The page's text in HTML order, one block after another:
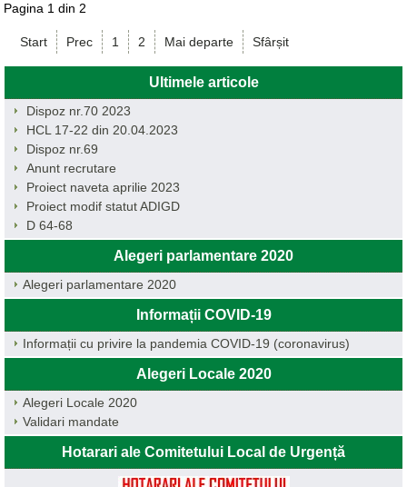
Pagina 1 din 2
Start Prec 1 2 Mai departe Sfârșit
Ultimele articole
Dispoz nr.70 2023
HCL 17-22 din 20.04.2023
Dispoz nr.69
Anunt recrutare
Proiect naveta aprilie 2023
Proiect modif statut ADIGD
D 64-68
Alegeri parlamentare 2020
Alegeri parlamentare 2020
Informații COVID-19
Informații cu privire la pandemia COVID-19 (coronavirus)
Alegeri Locale 2020
Alegeri Locale 2020
Validari mandate
Hotarari ale Comitetului Local de Urgență